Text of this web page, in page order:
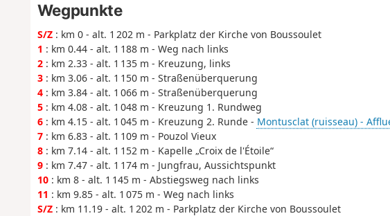
Wegpunkte
S/Z: km 0 - alt. 1 202 m - Parkplatz der Kirche von Boussoulet
1 : km 0.44 - alt. 1 188 m - Weg nach links
2: km 2.33 - alt. 1 135 m - Kreuzung, links
3: km 3.06 - alt. 1 150 m - Straßenüberquerung
4: km 3.84 - alt. 1 066 m - Straßenüberquerung
5: km 4.08 - alt. 1 048 m - Kreuzung 1. Rundweg
6: km 4.15 - alt. 1 045 m - Kreuzung 2. Runde - Montusclat (ruisseau) -
7: km 6.83 - alt. 1 109 m - Pouzol Vieux
8: km 7.14 - alt. 1 152 m - Kapelle „Croix de l'Étoile“
9: km 7.47 - alt. 1 174 m - Jungfrau, Aussichtspunkt
10: km 8 - alt. 1 145 m - Abstiegsweg nach links
11 : km 9.85 - alt. 1 075 m - Weg nach links
S/Z: km 11.19 - alt. 1 202 m - Parkplatz der Kirche von Boussoulet